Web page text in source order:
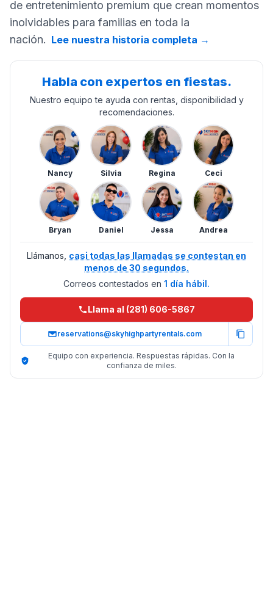
de entretenimiento premium que crean momentos
inolvidables para familias en toda la
nación. Lee nuestra historia completa →
Habla con expertos en fiestas.
Nuestro equipo te ayuda con rentas, disponibilidad y
recomendaciones.
Nancy Silvia Regina Ceci
Bryan Daniel Jessa Andrea
Llámanos, casi todas las llamadas se contestan en
menos de 30 segundos.
Correos contestados en 1 día hábil.
Llama al (281) 606-5867
reservations@skyhighpartyrentals.com
Equipo con experiencia. Respuestas rápidas. Con la
confianza de miles.